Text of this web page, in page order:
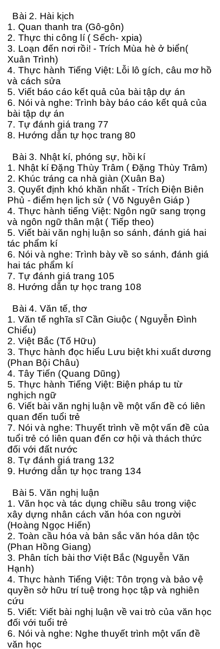
Bài 2. Hài kịch
1. Quan thanh tra (Gô-gôn)
2. Thực thi công lí ( Sếch- xpia)
3. Loạn đến nơi rồi! - Trích Mùa hè ở biển(
Xuân Trình)
4. Thực hành Tiếng Việt: Lỗi lô gích, câu mơ hồ
và cách sửa
5. Viết báo cáo kết quả của bài tập dự án
6. Nói và nghe: Trình bày báo cáo kết quả của
bài tập dự án
7. Tự đánh giá trang 77
8. Hướng dẫn tự học trang 80
Bài 3. Nhật kí, phóng sự, hồi kí
1. Nhật kí Đặng Thùy Trâm ( Đặng Thùy Trâm)
2. Khúc tráng ca nhà giàn (Xuân Ba)
3. Quyết định khó khăn nhất - Trích Điện Biên
Phủ - điểm hẹn lịch sử ( Võ Nguyên Giáp )
4. Thực hành tiếng Việt: Ngôn ngữ sang trọng
và ngôn ngữ thân mật ( Tiếp theo)
5. Viết bài văn nghị luận so sánh, đánh giá hai
tác phẩm kí
6. Nói và nghe: Trình bày về so sánh, đánh giá
hai tác phẩm kí
7. Tự đánh giá trang 105
8. Hướng dẫn tự học trang 108
Bài 4. Văn tế, thơ
1. Văn tế nghĩa sĩ Cần Giuộc ( Nguyễn Đình
Chiểu)
2. Việt Bắc (Tố Hữu)
3. Thực hành đọc hiểu Lưu biệt khi xuất dương
(Phan Bội Châu)
4. Tây Tiến (Quang Dũng)
5. Thực hành Tiếng Việt: Biện pháp tu từ
nghịch ngữ
6. Viết bài văn nghị luận về một vấn đề có liên
quan đến tuổi trẻ
7. Nói và nghe: Thuyết trình về một vấn đề của
tuổi trẻ có liên quan đến cơ hội và thách thức
đối với đất nước
8. Tự đánh giá trang 132
9. Hướng dẫn tự học trang 134
Bài 5. Văn nghị luận
1. Văn học và tác dụng chiều sâu trong việc
xây dựng nhân cách văn hóa con người
(Hoàng Ngọc Hiến)
2. Toàn cầu hóa và bản sắc văn hóa dân tộc
(Phan Hồng Giang)
3. Phân tích bài thơ Việt Bắc (Nguyễn Văn
Hạnh)
4. Thực hành Tiếng Việt: Tôn trọng và bảo vệ
quyền sở hữu trí tuệ trong học tập và nghiên
cứu
5. Viết: Viết bài nghị luận về vai trò của văn học
đối với tuổi trẻ
6. Nói và nghe: Nghe thuyết trình một vấn đề
văn học